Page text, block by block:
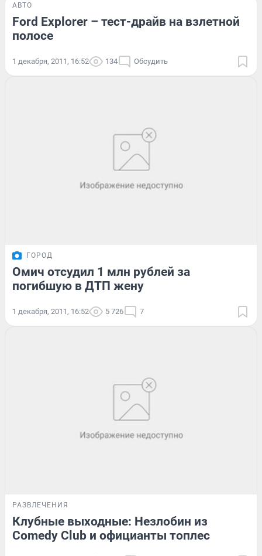
АВТО
Ford Explorer – тест-драйв на взлетной
полосе
1 декабря, 2011, 16:52 134 Обсудить
ГОРОД
Омич отсудил 1 млн рублей за
погибшую в ДТП жену
1 декабря, 2011, 16:52 5 726 7
РАЗВЛЕЧЕНИЯ
Клубные выходные: Незлобин из
Comedy Club и официанты топлес